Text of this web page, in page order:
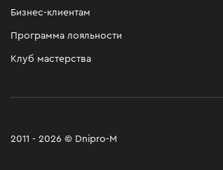
Бизнес-клиентам
Программа лояльности
Клуб мастерства
2011 - 2026 © Dnipro-M